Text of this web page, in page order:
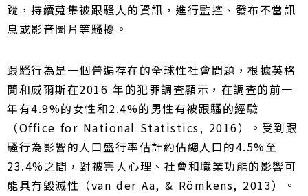
蹤，持續蒐集被跟騷人的資訊，進行監控、發布不當訊
息或影音圖片等騷擾。
跟騷行為是一個普遍存在的全球性社會問題，根據英格
蘭和威爾斯在2016 年的犯罪調查顯示，在調查的前一
年有4.9%的女性和2.4%的男性有被跟騷的經驗
（Office for National Statistics, 2016）。 受到跟
騷行為影響的人口盛行率估計約佔總人口的4.5%至
23.4%之間，對被害人心理、社會和職業功能的影響可
能具有毀滅性（van der Aa, & Römkens, 2013）。